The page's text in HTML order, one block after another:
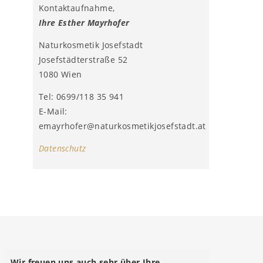
Kontaktaufnahme,
Ihre Esther Mayrhofer
Naturkosmetik Josefstadt
Josefstädterstraße 52
1080 Wien
Tel: 0699/118 35 941
E-Mail:
emayrhofer@naturkosmetikjosefstadt.at
Datenschutz